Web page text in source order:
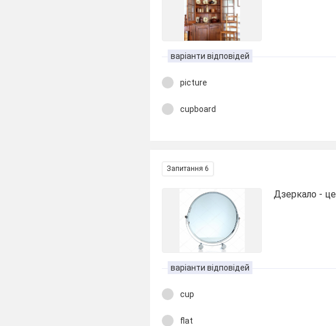
варіанти відповідей
picture
cupboard
Запитання 6
Дзеркало - це
варіанти відповідей
cup
flat